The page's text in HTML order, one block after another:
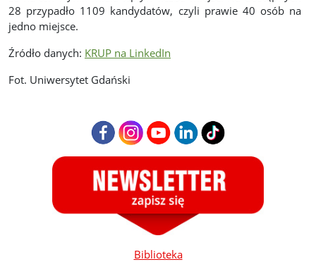
28 przypadło 1109 kandydatów, czyli prawie 40 osób na
jedno miejsce.
Źródło danych: KRUP na LinkedIn
Fot. Uniwersytet Gdański
Biblioteka